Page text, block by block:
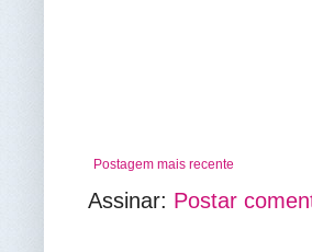
Postagem mais recente
Assinar: Postar